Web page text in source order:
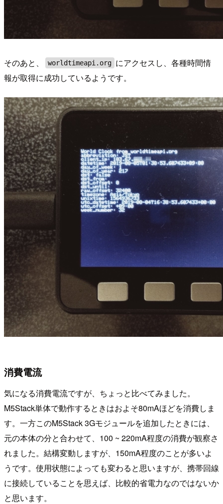
そのあと、 worldtimeapi.org にアクセスし、各種時間情
報が取得に成功しているようです。
消費電流
気になる消費電流ですが、ちょっと比べてみました。
M5Stack単体で動作するときはおよそ80mAほどを消費しま
す。一方このM5Stack 3Gモジュールを追加したときには、
元の本体の分と合わせて、100 ~ 220mA程度の消費が観察さ
れました。結構変動しますが、150mA程度のことが多いよ
うです。使用状態によっても変わると思いますが、携帯回線
に接続していることを思えば、比較的省電力なのではないか
と思います。